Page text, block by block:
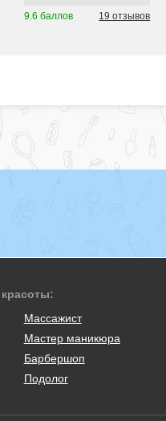
9.6 баллов 19 отзывов
Массажист
Мастер маникюра
Барбершоп
Подолог